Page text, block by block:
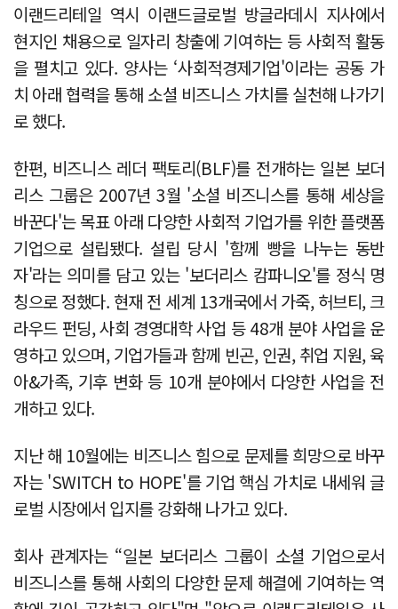
이랜드리테일 역시 이랜드글로벌 방글라데시 지사에서
현지인 채용으로 일자리 창출에 기여하는 등 사회적 활동
을 펼치고 있다. 양사는 ‘사회적경제기업'이라는 공동 가
치 아래 협력을 통해 소셜 비즈니스 가치를 실천해 나가기
로 했다.
한편, 비즈니스 레더 팩토리(BLF)를 전개하는 일본 보더
리스 그룹은 2007년 3월 '소셜 비즈니스를 통해 세상을
바꾼다'는 목표 아래 다양한 사회적 기업가를 위한 플랫폼
기업으로 설립됐다. 설립 당시 '함께 빵을 나누는 동반
자'라는 의미를 담고 있는 '보더리스 캄파니오'를 정식 명
칭으로 정했다. 현재 전 세계 13개국에서 가죽, 허브티, 크
라우드 펀딩, 사회 경영대학 사업 등 48개 분야 사업을 운
영하고 있으며, 기업가들과 함께 빈곤, 인권, 취업 지원, 육
아&가족, 기후 변화 등 10개 분야에서 다양한 사업을 전
개하고 있다.
지난 해 10월에는 비즈니스 힘으로 문제를 희망으로 바꾸
자는 'SWITCH to HOPE'를 기업 핵심 가치로 내세워 글
로벌 시장에서 입지를 강화해 나가고 있다.
회사 관계자는 “일본 보더리스 그룹이 소셜 기업으로서
비즈니스를 통해 사회의 다양한 문제 해결에 기여하는 역